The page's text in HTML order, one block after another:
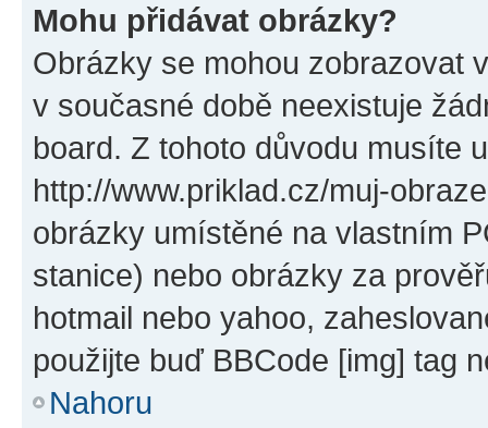
Mohu přidávat obrázky?
Obrázky se mohou zobrazovat
v současné době neexistuje
board. Z tohoto důvodu musíte
http://www.priklad.cz/muj-
obrázky umístěné na vlastním
stanice) nebo obrázky za
hotmail nebo yahoo,
použijte buď BBCode [img] tag
Nahoru